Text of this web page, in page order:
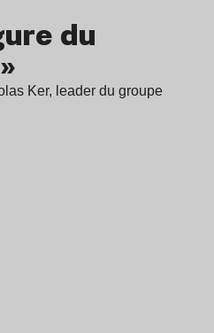
du
Ker, leader du groupe